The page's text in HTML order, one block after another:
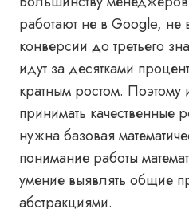
работают не в Google, не
конверсии до третьего
идут за десятками
кратным ростом.
принимать качественные
нужна базовая
понимание работы
умение выявлять общие
абстракциями.